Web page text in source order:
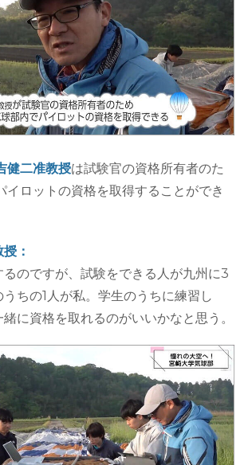
健二准教授は試験官の資格所有者のた
イロットの資格を取得することができ
：
のですが、試験をできる人が九州に3
うちの1人が私。学生のうちに練習し
に資格を取れるのがいいかなと思う。